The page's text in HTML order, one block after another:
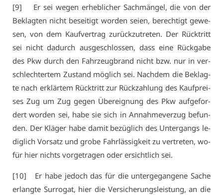
[9] Er sei we­gen er­heb­li­cher Sach­män­gel, die von der
Be­klag­ten nicht be­sei­tigt wor­den sei­en, be­rech­tigt ge­we­
sen, von dem Kauf­ver­trag zu­rück­zu­tre­ten. Der Rück­tritt
sei nicht da­durch aus­ge­schlos­sen, dass ei­ne Rück­ga­be
des Pkw durch den Fahr­zeug­brand nicht bzw. nur in ver­
schlech­ter­tem Zu­stand mög­lich sei. Nach­dem die Be­klag­
te nach er­klär­tem Rück­tritt zur Rück­zah­lung des Kauf­prei­
ses Zug um Zug ge­gen Über­eig­nung des Pkw auf­ge­for­
dert wor­den sei, ha­be sie sich in An­nah­me­ver­zug be­fun­
den. Der Klä­ger ha­be da­mit be­züg­lich des Un­ter­gangs le­
dig­lich Vor­satz und gro­be Fahr­läs­sig­keit zu ver­tre­ten, wo­
für hier nichts vor­ge­tra­gen oder er­sicht­lich sei.
[10] Er ha­be je­doch das für die un­ter­ge­gan­ge­ne Sa­che
er­lang­te Sur­ro­gat, hier die Ver­si­che­rungs­leis­tung, an die